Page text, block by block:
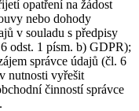
opatření na žádost
nebo dohody
v souladu s předpisy
odst. 1 písm. b) GDPR);
správce údajů (čl. 6
nutnosti vyřešit
činností správce